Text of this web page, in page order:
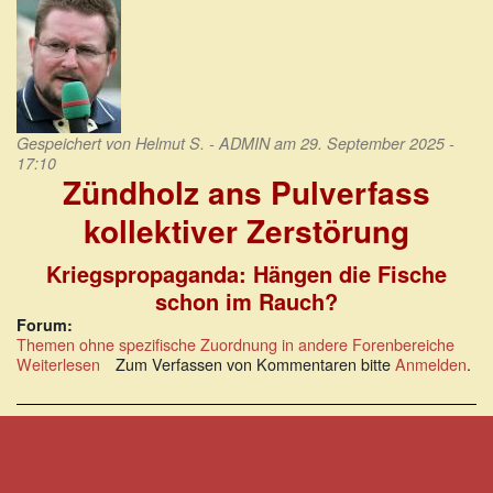
Gespeichert von Helmut S. - ADMINam 29. September 2025 -
17:10
Zündholz ans Pulverfass
kollektiver Zerstörung
Kriegspropaganda: Hängen die Fische
schon im Rauch?
Forum:
Themen ohne spezifische Zuordnung in andere Forenbereiche
Weiterlesen über
ans
Pulverfass
Zum Verfassen von Kommentaren bitteAnmelden.